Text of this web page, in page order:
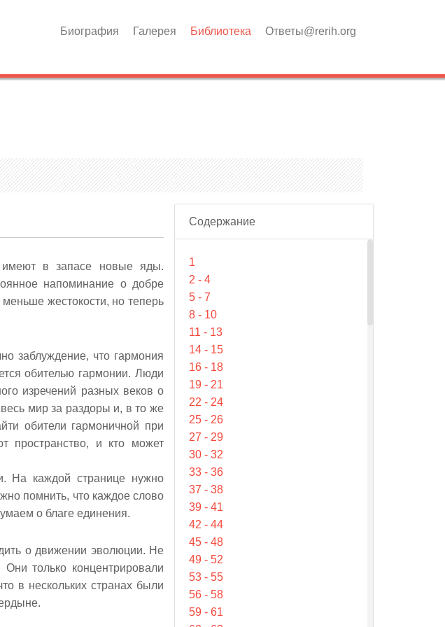
Биография Галерея Библиотека Ответы@rerih.org
имеют в запасе новые яды.
напоминание о добре
жестокости, но теперь
заблуждение, что гармония
обителью гармонии. Люди
изречений разных веков о
мир за раздоры и, в то же
обители гармоничной при
пространство, и кто может
На каждой странице нужно
помнить, что каждое слово
о благе единения.
о движении эволюции. Не
только концентрировали
в нескольких странах были
Содержание
1
2 - 4
5 - 7
8 - 10
11 - 13
14 - 15
16 - 18
19 - 21
22 - 24
25 - 26
27 - 29
30 - 32
33 - 36
37 - 38
39 - 41
42 - 44
45 - 48
49 - 52
53 - 55
56 - 58
59 - 61